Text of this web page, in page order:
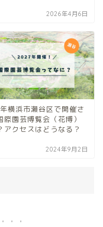
2026年4月6日
横浜市瀬谷区で開催さ
際園芸博覧会（花博）
アクセスはどうなる？
2024年9月2日